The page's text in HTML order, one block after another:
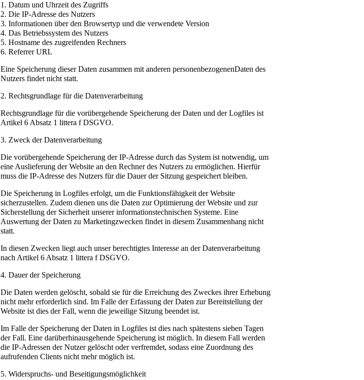
1. Datum und Uhrzeit des Zugriffs
2. Die IP-Adresse des Nutzers
3. Informationen über den Browsertyp und die verwendete Version
4. Das Betriebssystem des Nutzers
5. Hostname des zugreifenden Rechners
6. Referrer URL
Eine Speicherung dieser Daten zusammen mit anderen personenbezogenenDaten des
Nutzers findet nicht statt.
2. Rechtsgrundlage für die Datenverarbeitung
Rechtsgrundlage für die vorübergehende Speicherung der Daten und der Logfiles ist
Artikel 6 Absatz 1 littera f DSGVO.
3. Zweck der Datenverarbeitung
Die vorübergehende Speicherung der IP-Adresse durch das System ist notwendig, um
eine Auslieferung der Website an den Rechner des Nutzers zu ermöglichen. Hierfür
muss die IP-Adresse des Nutzers für die Dauer der Sitzung gespeichert bleiben.
Die Speicherung in Logfiles erfolgt, um die Funktionsfähigkeit der Website
sicherzustellen. Zudem dienen uns die Daten zur Optimierung der Website und zur
Sicherstellung der Sicherheit unserer informationstechnischen Systeme. Eine
Auswertung der Daten zu Marketingzwecken findet in diesem Zusammenhang nicht
statt.
In diesen Zwecken liegt auch unser berechtigtes Interesse an der Datenverarbeitung
nach Artikel 6 Absatz 1 littera f DSGVO.
4. Dauer der Speicherung
Die Daten werden gelöscht, sobald sie für die Erreichung des Zweckes ihrer Erhebung
nicht mehr erforderlich sind. Im Falle der Erfassung der Daten zur Bereitstellung der
Website ist dies der Fall, wenn die jeweilige Sitzung beendet ist.
Im Falle der Speicherung der Daten in Logfiles ist dies nach spätestens sieben Tagen
der Fall. Eine darüberhinausgehende Speicherung ist möglich. In diesem Fall werden
die IP-Adressen der Nutzer gelöscht oder verfremdet, sodass eine Zuordnung des
aufrufenden Clients nicht mehr möglich ist.
5. Widerspruchs- und Beseitigungsmöglichkeit